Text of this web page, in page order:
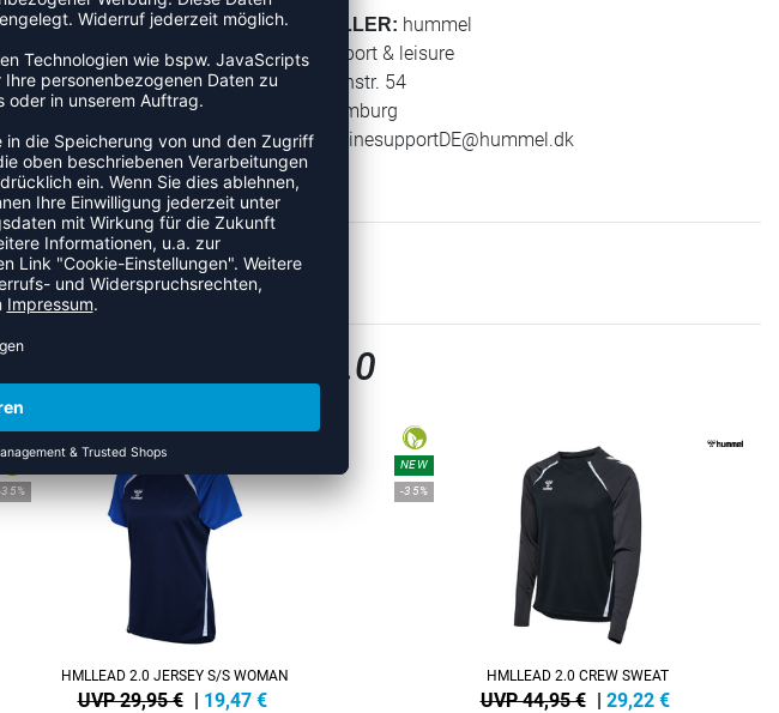
HERSTELLER: hummel
hummel sport & leisure
Leverkusenstr. 54
22761 Hamburg
E-Mail:
onlinesupportDE@hummel.dk
HUMMEL LEAD 2.0
HMLLEAD 2.0 JERSEY S/S WOMAN
UVP 29,95 € | 19,47 €
NEW
-35%
HMLLEAD 2.0 CREW SWEAT
UVP 44,95 € | 29,22 €